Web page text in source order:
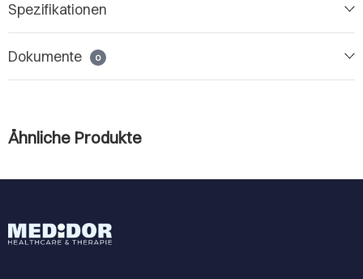
Spezifikationen
Dokumente 0
Ähnliche Produkte